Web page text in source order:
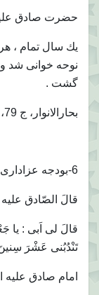
حضرت صادق
يك سال تمام ،
نوحه خوانى شد
گشت .
بحارالانوار، ج 79، ص 102
6-بودجه عزادارى
قالَ الصّادق عليه
قالَ لى اَبى : يا
تَنْدُبُنى عَشْرَ
امام صادق عليه